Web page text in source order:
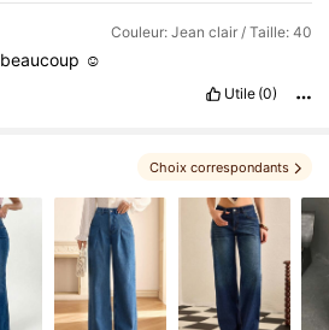
Couleur: Jean clair / Taille: 40
beaucoup ☺️
Utile (0)
Choix correspondants